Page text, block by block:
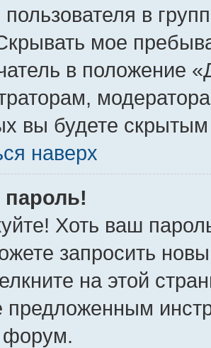
в
мое
в положение
вы будете
наверх
Хоть ваш
запросить
на этой
предложенным
форум.